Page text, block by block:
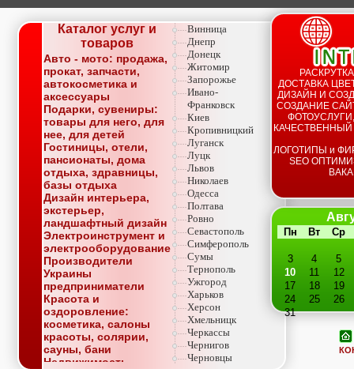
Каталог услуг и
товаров
Авто - мото: продажа,
прокат, запчасти,
автокосметика и
аксессуары
Подарки, сувениры:
товары для него, для
нее, для детей
Гостиницы, отели,
пансионаты, дома
отдыха, здравницы,
базы отдыха
Дизайн интерьера,
экстерьер,
ландшафтный дизайн
Электроинструмент и
электрооборудование
Производители
Украины
предприниматели
Красота и
оздоровление:
косметика, салоны
красоты, солярии,
сауны, бани
Недвижимость,
Винница
Днепр
Донецк
Житомир
Запорожье
Ивано-
Франковск
Киев
Кропивницкий
Луганск
Луцк
Львов
Николаев
Одесса
Полтава
Ровно
Севастополь
Симферополь
Сумы
Тернополь
Ужгород
Харьков
Херсон
Хмельницк
Черкассы
Чернигов
Черновцы
ДОСТАВКА
ДИЗАЙН И
СОЗДАНИЕ
ЛОГОТИПЫ и
SEO
Пн Вт Ср
3 4
5
10
11
12
17
18
19
24
25
26
31